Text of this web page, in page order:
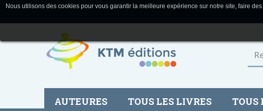
AUTEURES TOUS LES LIVRES TOUS
Nous utilisons des cookies pour vous garantir la meilleure expérience sur notre site, faire